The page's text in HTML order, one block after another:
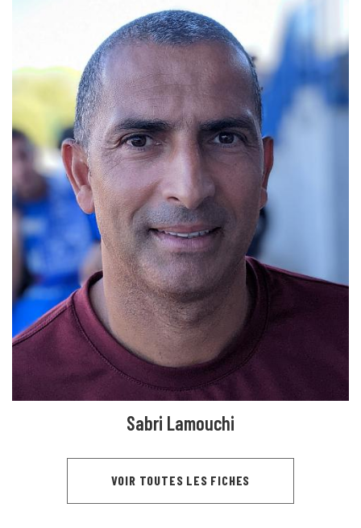
Sabri Lamouchi
VOIR TOUTES LES FICHES